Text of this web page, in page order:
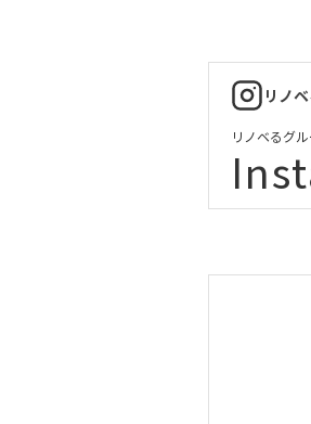
リノ
リノベるグ